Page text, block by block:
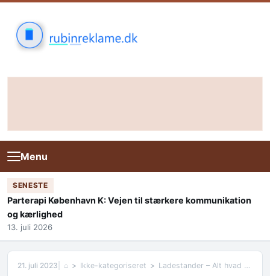
Menu
SENESTE
Parterapi København K: Vejen til stærkere kommunikation
og kærlighed
13. juli 2026
21. juli 2023 ⌂ Ikke-kategoriseret Ladestander – Alt hvad du behøver at vide